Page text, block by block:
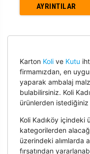
AYRINTILAR
Karton Kolive Kutu
firmamızdan, en
yaparak ambalaj
bulabilirsiniz. Koli
ürünlerden
Koli Kadıköy
kategorilerden
üzerindeki alımlarda
fırsatından